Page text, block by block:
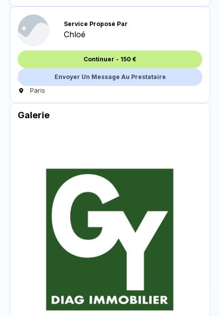
Service Proposé Par
Chloé
Continuer - 150 €
Envoyer Un Message Au Prestataire
Paris
Galerie